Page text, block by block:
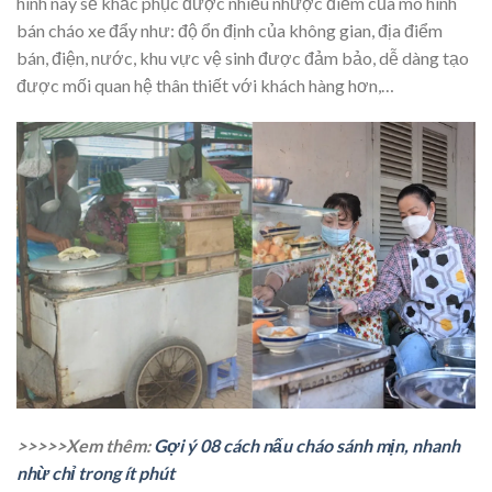
bán cháo xe đẩy như: độ ổn định của không gian, địa điểm
bán, điện, nước, khu vực vệ sinh được đảm bảo, dễ dàng tạo
được mối quan hệ thân thiết với khách hàng hơn,…
>>>>>Xem thêm:Gợi ý 08 cách nấu cháo sánh mịn, nhanh
nhừ chỉ trong ít phút